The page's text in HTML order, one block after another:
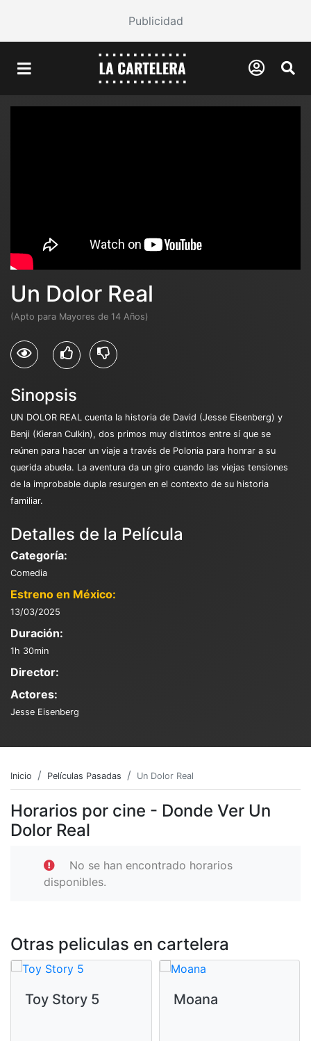
Publicidad
Un Dolor Real
(Apto para Mayores de 14 Años)
Sinopsis
UN DOLOR REAL cuenta la historia de David (Jesse Eisenberg) y
Benji (Kieran Culkin), dos primos muy distintos entre sí que se
reúnen para hacer un viaje a través de Polonia para honrar a su
querida abuela. La aventura da un giro cuando las viejas tensiones
de la improbable dupla resurgen en el contexto de su historia
familiar.
Detalles de la Película
Categoría:
Comedia
Estreno en México:
13/03/2025
Duración:
1h 30min
Director:
Actores:
Jesse Eisenberg
Inicio Películas Pasadas Un Dolor Real
Horarios por cine - Donde Ver Un
Dolor Real
No se han encontrado horarios
disponibles.
Otras peliculas en cartelera
Toy Story 5 Moana